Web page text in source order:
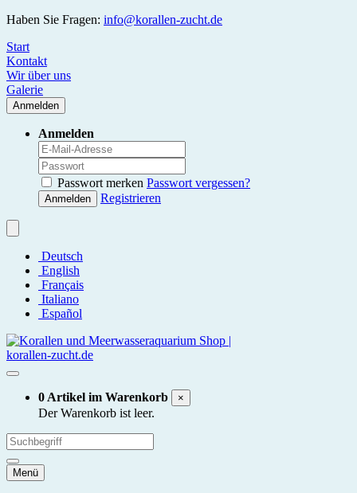
Haben Sie Fragen: info@korallen-zucht.de
Start
Kontakt
Wir über uns
Galerie
Anmelden
Anmelden
Passwort merken Passwort vergessen?
Anmelden Registrieren
Deutsch
English
Français
Italiano
Español
0 Artikel im Warenkorb ×
Der Warenkorb ist leer.
Menü